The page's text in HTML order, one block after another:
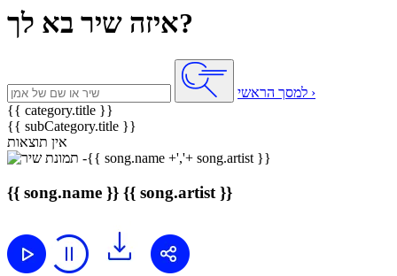
איזה שיר בא לך?
למסך הראשי ›
{{ category.title }}
{{ subCategory.title }}
אין תוצאות
{{ song.name }} {{ song.artist }}